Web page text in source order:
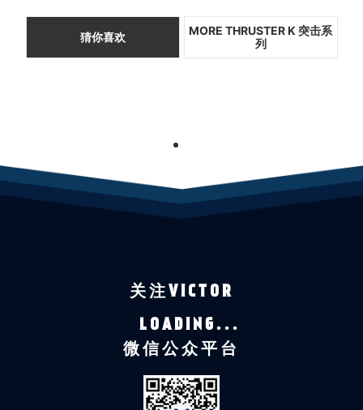
猜你喜欢
MORE THRUSTER K 突击系
列
1
关注VICTOR
LOADING...
微信公众平台